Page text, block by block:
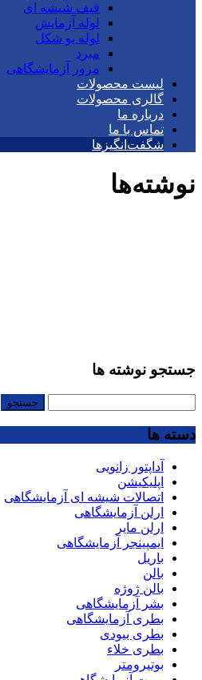
قیف شیشه ای
لوله آزمایش
لوله یو شکل
مبرد
مزور آزمایشگاهی
لیست محصولات
گالری محصولات
درباره ما
تماس با ما
شگفت‌انگیزها
نوشته‌ها
جستجو نوشته ها
دسته ها
آداپتور زانویی
اپلیکیشن
اتصالات شیشه ای آزمایشگاهی
ارلن آزمایشگاهی
ارلن مایر
ایمپینجر آزمایشگاهی
باریل
بالن
بالن ژوژه
بشر آزمایشگاهی
بطری آزمایشگاهی
بطری بیودی
بطری خلاء
بوتیرومتر